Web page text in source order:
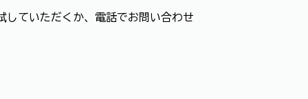
ていただくか、電話でお問い合わせ